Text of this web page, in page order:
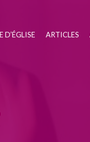
D’ÉGLISE ARTICLES